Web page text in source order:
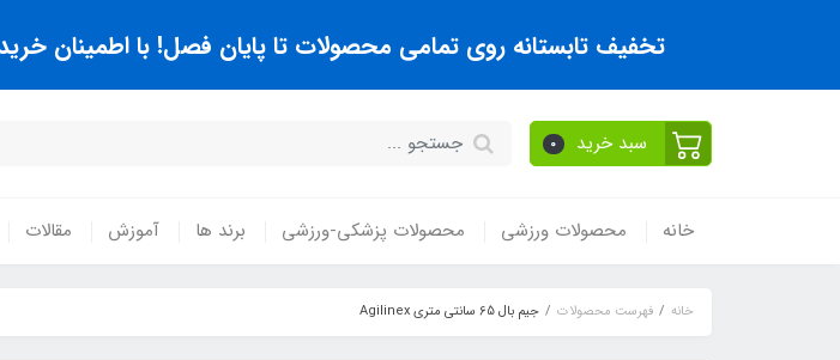
تخفیف تابستانه روی تمامی محصولات تا پایان فصل! با اطمینان
سبد خرید 0
خانه محصولات ورزشی محصولات پزشکی-ورزشی برند ها آموزش مقالات
خانه فهرست محصولات جیم بال 65 سانتی متری Agilinex